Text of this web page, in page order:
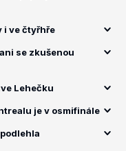
i ve čtyřhře
se zkušenou
Lehečku
je v osmifinále